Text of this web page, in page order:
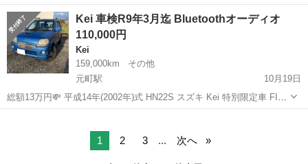
払いも大歓迎』 人気のスズキ KEIになります！！ ターボのマニュアル
なのでかなりスポーティな走りと走破性があります。 山道や悪路だと
楽しいと思えます。 ...
北海道 釧路市 釧路駅 Kei
Kei 車検R9年3月迄 Bluetoothオーディオ
110,000円
Kei
159,000km
その他
元町駅
10月19日
総額13万円💸 平成14年(2002年)式 HN22S スズキ Kei 特別限定車 FIS
フリースタイル ワールドカップ リミテッド 車検R9年3月13日まで 四
1 2 3 ... 次へ